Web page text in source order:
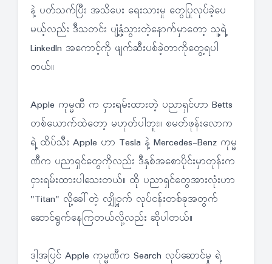
နဲ့ ပတ်သက်ပြီး အသိပေး ရေးသားမှု တွေပြုလုပ်ခဲ့ပေ
မယ့်လည်း ဒီသတင်း ပျံ့နှံ့သွားတဲ့နောက်မှာတော့ သူ့ရဲ့
Linkedln အကောင့်ကို ဖျက်ဆီးပစ်ခဲ့တာကိုတွေ့ရပါ
တယ်။
Apple ကုမ္မဏီ က ငှားရမ်းထားတဲ့ ပညာရှင်ဟာ Betts
တစ်ယောက်ထဲတော့ မဟုတ်ပါဘူး။ စမတ်ဖုန်းလောက
ရဲ့ ထိပ်သီး Apple ဟာ Tesla နဲ့ Mercedes-Benz ကုမ္မ
ဏီက ပညာရှင်တွေကိုလည်း ဒီနှစ်အစောပိုင်းမှာတုန်းက
ငှားရမ်းထားပါသေးတယ်။ ထို ပညာရှင်တွေအားလုံးဟာ
"Titan" လို့ခေါ်တဲ့ လျှို့ဝှက် လုပ်ငန်းတစ်ခုအတွက်
ဆောင်ရွက်နေကြတယ်လို့လည်း ဆိုပါတယ်။
ဒါ့အပြင် Apple ကုမ္မဏီက Search လုပ်ဆောင်မှု ရဲ့